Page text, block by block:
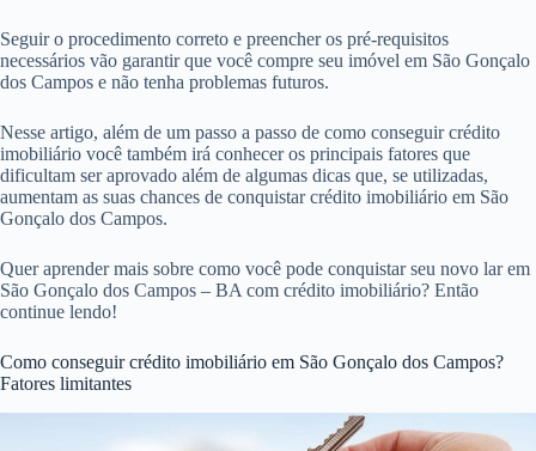
Seguir o procedimento correto e preencher os pré-requisitos
necessários vão garantir que você compre seu imóvel em São Gonçalo
dos Campos e não tenha problemas futuros.
Nesse artigo, além de um passo a passo de como conseguir crédito
imobiliário você também irá conhecer os principais fatores que
dificultam ser aprovado além de algumas dicas que, se utilizadas,
aumentam as suas chances de conquistar crédito imobiliário em São
Gonçalo dos Campos.
Quer aprender mais sobre como você pode conquistar seu novo lar em
São Gonçalo dos Campos – BA com crédito imobiliário? Então
continue lendo!
Como conseguir crédito imobiliário em São Gonçalo dos Campos?
Fatores limitantes